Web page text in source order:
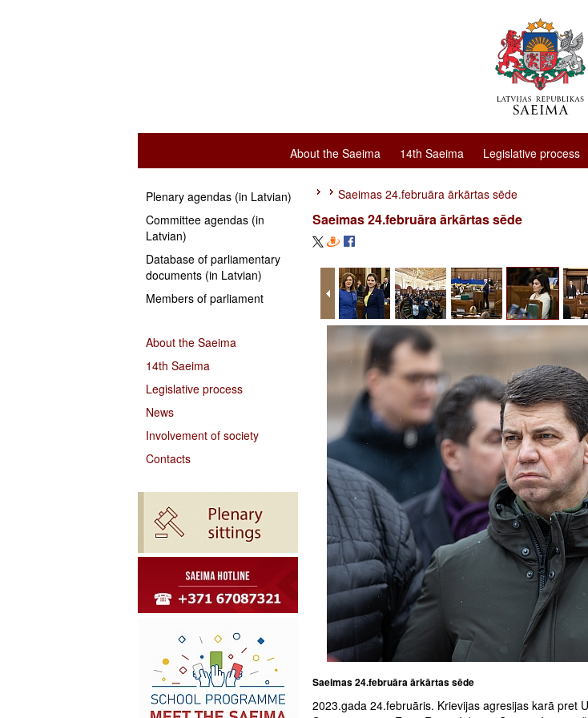
About the Saeima 14th Saeima Legislative process
Plenary agendas (in Latvian)
Committee agendas (in
Latvian)
Database of parliamentary
documents (in Latvian)
Members of parliament
About the Saeima
14th Saeima
Legislative process
News
Involvement of society
Contacts
Saeimas 24.februāra ārkārtas sēde
Saeimas 24.februāra ārkārtas sēde
Saeimas 24.februāra ārkārtas sēde
2023.gada 24.februāris. Krievijas agresijas karā pret